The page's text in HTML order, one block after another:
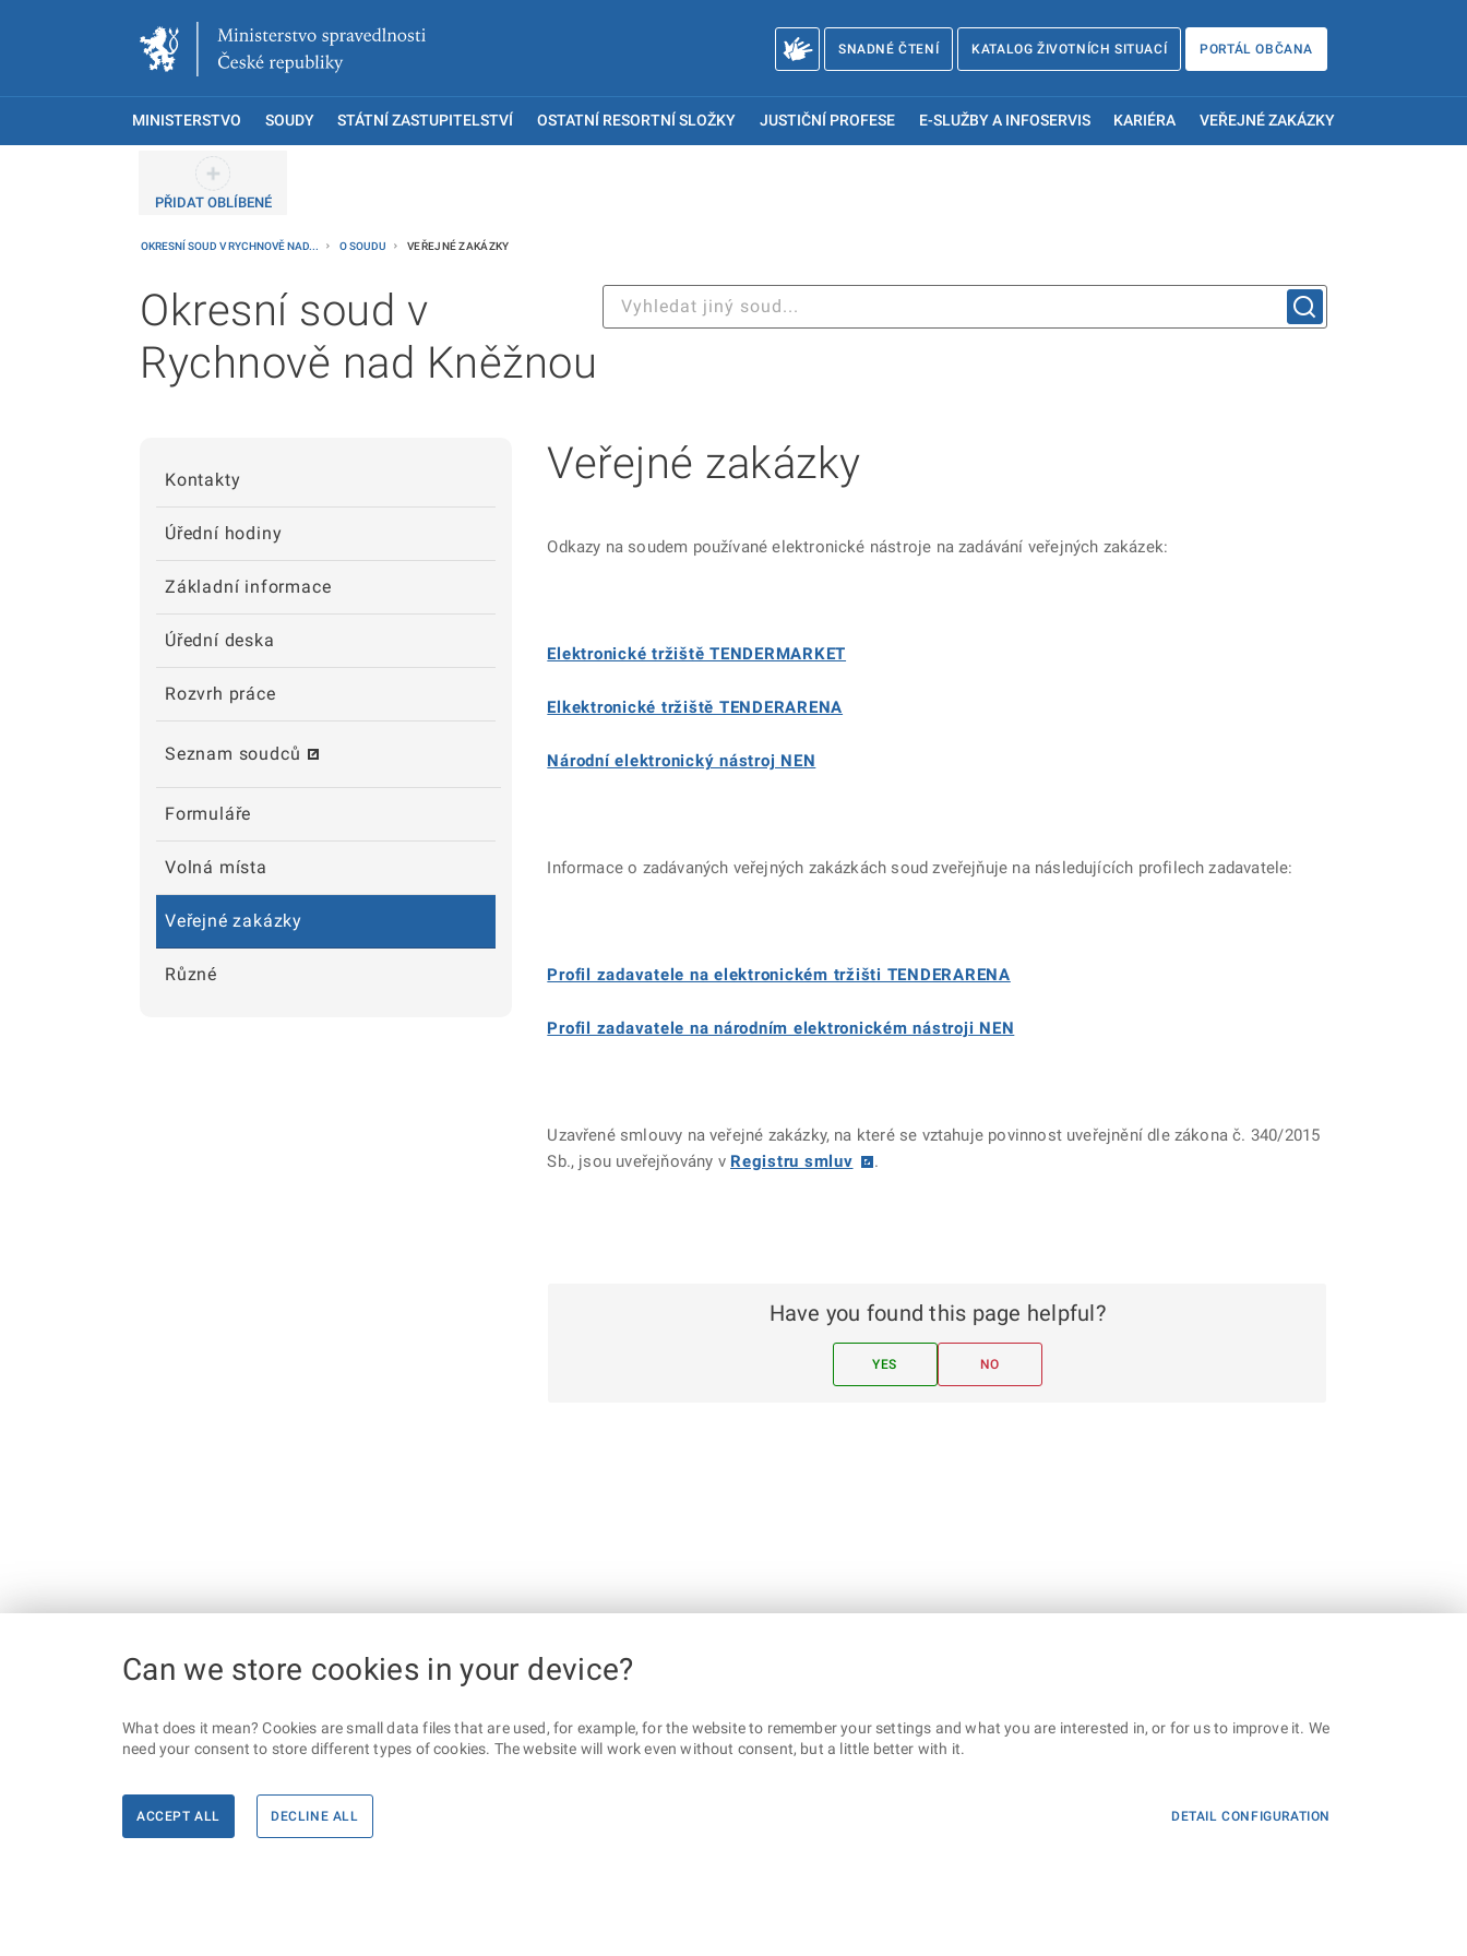
SNADNÉ ČTENÍ KATALOG ŽIVOTNÍCH SITUACÍ PORTÁL OBČANA
MINISTERSTVO SOUDY STÁTNÍ ZASTUPITELSTVÍ OSTATNÍ RESORTNÍ SLOŽKY JUSTIČNÍ PROFESE E-SLUŽBY A INFOSERVIS KARIÉRA VEŘEJNÉ ZAKÁZKY
PŘIDAT OBLÍBENÉ
OKRESNÍ SOUD V RYCHNOVĚ NAD... O SOUDU VEŘEJNÉ ZAKÁZKY
Okresní soud v
Rychnově nad Kněžnou
Kontakty
Úřední hodiny
Základní informace
Úřední deska
Rozvrh práce
Seznam soudců
Formuláře
Volná místa
Veřejné zakázky
Různé
Veřejné zakázky
Odkazy na soudem používané elektronické nástroje na zadávání veřejných zakázek:
Elektronické tržiště TENDERMARKET
Elkektronické tržiště TENDERARENA
Národní elektronický nástroj NEN
Informace o zadávaných veřejných zakázkách soud zveřejňuje na následujících profilech zadavatele:
Profil zadavatele na elektronickém tržišti TENDERARENA
Profil zadavatele na národním elektronickém nástroji NEN
Uzavřené smlouvy na veřejné zakázky, na které se vztahuje povinnost uveřejnění dle zákona č. 340/2015
Sb., jsou uveřejňovány v Registru smluv .
Have you found this page helpful?
YES NO
Can we store cookies in your device?
What does it mean? Cookies are small data files that are used, for example, for the website to remember your settings and what you are interested in, or for us to improve it. We
need your consent to store different types of cookies. The website will work even without consent, but a little better with it.
ACCEPT ALL DECLINE ALL DETAIL CONFIGURATION